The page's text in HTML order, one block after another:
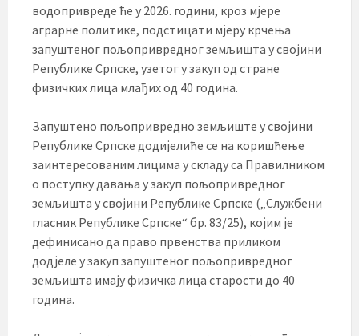
водопривреде ће у 2026. години, кроз мјере
аграрне политике, подстицати мјеру крчења
запуштеног пољопривредног земљишта у својини
Републике Српске, узетог у закуп од стране
физичких лица млађих од 40 година.
Запуштено пољопривредно земљиште у својини
Републике Српске додијелиће се на коришћење
заинтересованим лицима у складу са Правилником
о поступку давања у закуп пољопривредног
земљишта у својини Републике Српске („Службени
гласник Републике Српске“ бр. 83/25), којим је
дефинисано да право првенства приликом
додјеле у закуп запуштеног пољопривредног
земљишта имају физичка лица старости до 40
година.